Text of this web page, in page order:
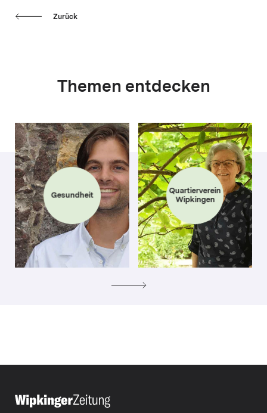
Zurück
Themen entdecken
Gesundheit
Quartierverein
Wipkingen